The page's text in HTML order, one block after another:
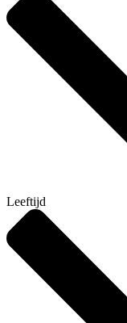
Leeftijd